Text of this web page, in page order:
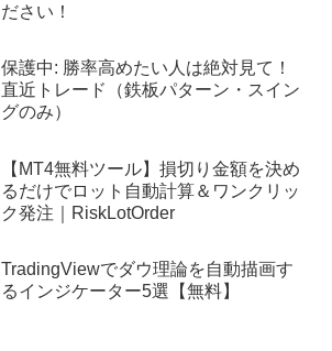
ださい！
保護中: 勝率高めたい人は絶対見て！
直近トレード（鉄板パターン・スイン
グのみ）
【MT4無料ツール】損切り金額を決め
るだけでロット自動計算＆ワンクリッ
ク発注｜RiskLotOrder
TradingViewでダウ理論を自動描画す
るインジケーター5選【無料】